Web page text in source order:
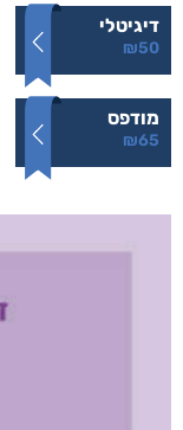
דיגיטלי
₪50
מודפס
₪65